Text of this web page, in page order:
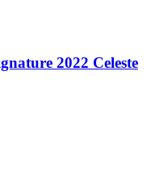
2022 Celeste